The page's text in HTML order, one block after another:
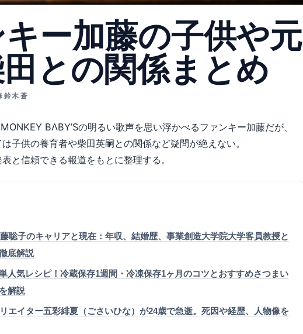
ー加藤の子供や元
との関係まとめ
鈴木 蒼
BΛBY’Sの明るい歌声を思い浮かべるファンキー加藤だが、
子供の養育者や柴田英嗣との関係など疑問が絶えない。
と信頼できる報道をもとに整理する。
藤聡子のキャリアと現在：年収、結婚歴、事業創造大学院大学客員教授と
底解説
人気レシピ！冷蔵保存1週間・冷凍保存1ヶ月のコツとおすすめさつまい
解説
エイター五彩緋夏（ごさいひな）が24歳で急逝。死因や経歴、人物像を